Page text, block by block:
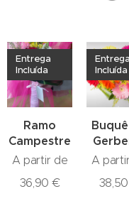
Ramo
Campestre
Entrega
Incluída
A partir de
36,90 €
Entrega
Incluída
A
38,50